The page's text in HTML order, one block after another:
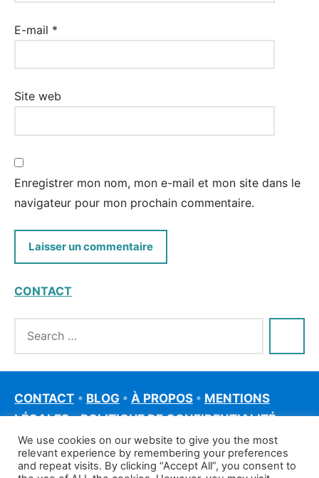
E-mail *
Site web
Enregistrer mon nom, mon e-mail et mon site dans le
navigateur pour mon prochain commentaire.
CONTACT
CONTACT • BLOG • À PROPOS • MENTIONS
LÉGALES•POLITIQUE DE CONFIDENTIALITÉ
We use cookies on our website to give you the most
relevant experience by remembering your preferences
and repeat visits. By clicking “Accept All”, you consent to